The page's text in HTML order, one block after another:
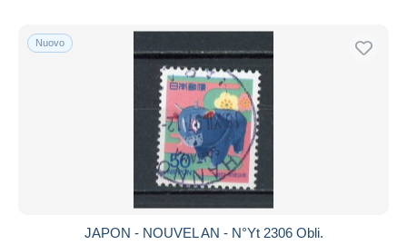
Nuovo
JAPON - NOUVEL AN - N°Yt 2306 Obli.